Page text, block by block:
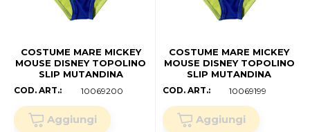
COSTUME MARE MICKEY
MOUSE DISNEY TOPOLINO
SLIP MUTANDINA
NEONATO -
MIC0394VERDE (anni 02)
COD. ART.: 10069200
COSTUME MARE MICKEY
MOUSE DISNEY TOPOLINO
SLIP MUTANDINA
NEONATO -
MIC0394VERDE (.mesi 18)
COD. ART.: 10069199